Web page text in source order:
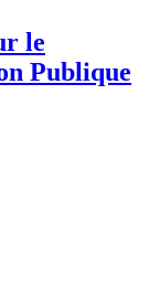
le
Publique